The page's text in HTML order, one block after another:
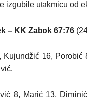
izgubile utakmicu od
– KK Zabok 67:76
Kujundžić 16, Porobić
8, Marić 13,